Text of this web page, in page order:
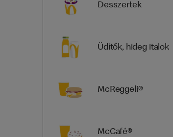
Desszertek
Üdítők, hideg italok
McReggeli®
McCafé®